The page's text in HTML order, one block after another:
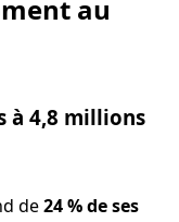
au
à 4,8 millions
de24 % de ses